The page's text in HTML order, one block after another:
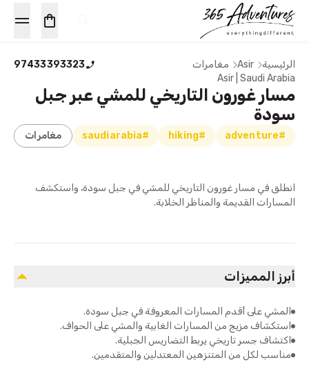
الرئيسية Asir مغامرات
97433393323
Asir | Saudi Arabia
مسار غورون التاريخي للمشي عبر جبل
سودة
#adventure
#hiking
#saudiarabia مغامرات
انطلق في مسار غورون التاريخي للمشي في جبل سودة، واستكشف
المسارات القديمة والمناظر الخلابة.
أبرز المميزات
المشي على أقدم المسارات المعروفة في جبل سودة.
استكشاف مزيج من المسارات الغابية والمشي على الحواف.
اكتشاف جسر تاريخي يربط التضاريس الجبلية.
مناسب لكل من المتنزهين المعتدلين والمتقدمين.